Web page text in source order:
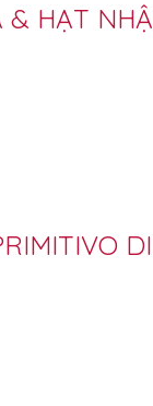
& HẠT